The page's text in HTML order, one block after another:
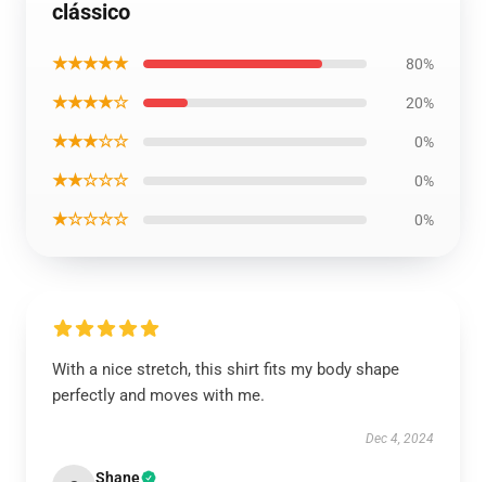
clássico
★★★★★ 80%
★★★★☆ 20%
★★★☆☆ 0%
★★☆☆☆ 0%
★☆☆☆☆ 0%
With a nice stretch, this shirt fits my body shape
perfectly and moves with me.
Dec 4, 2024
Shane